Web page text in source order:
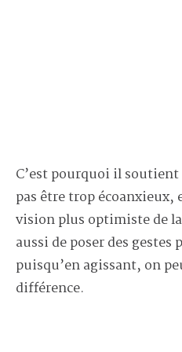
C’est pourquoi il soutient
pas être trop
vision plus optimiste de
aussi de poser des
puisqu’en agissant, on
différence.